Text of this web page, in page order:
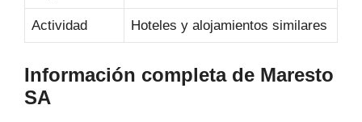
Actividad Hoteles y alojamientos similares
Información completa de Maresto
SA